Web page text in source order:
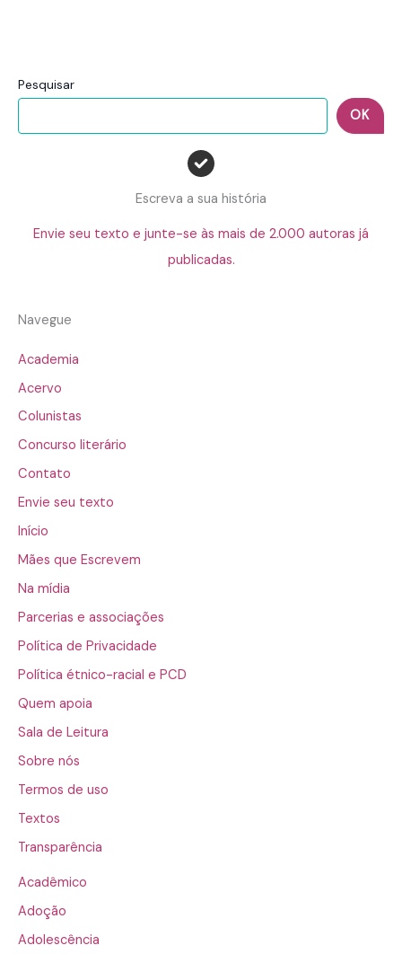
Pesquisar
OK
Escreva a sua história
Envie seu texto e junte-se às mais de 2.000 autoras já
publicadas.
Navegue
Academia
Acervo
Colunistas
Concurso literário
Contato
Envie seu texto
Início
Mães que Escrevem
Na mídia
Parcerias e associações
Política de Privacidade
Política étnico-racial e PCD
Quem apoia
Sala de Leitura
Sobre nós
Termos de uso
Textos
Transparência
Acadêmico
Adoção
Adolescência